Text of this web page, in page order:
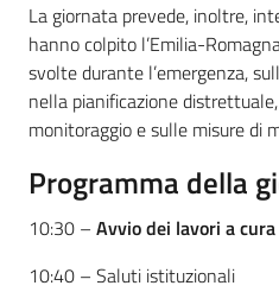
La giornata prevede, inoltre,
hanno colpito l’Emilia-
svolte durante l’emergenza,
nella pianificazione
monitoraggio e sulle misure di
Programma della
10:30 – Avvio dei lavori a
10:40 – Saluti istituzionali